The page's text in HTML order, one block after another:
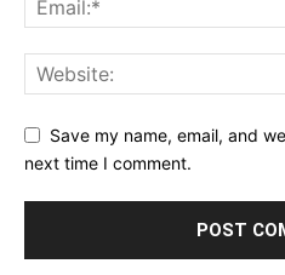
Save my name, email, and
next time I comment.